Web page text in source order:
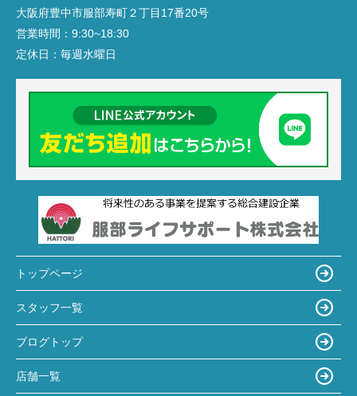
大阪府豊中市服部寿町２丁目17番20号
営業時間： 9:30~18:30
定休日： 毎週水曜日
トップページ
スタッフ一覧
ブログトップ
店舗一覧